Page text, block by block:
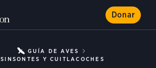
Donar
GUÍA DE AVES
SINSONTES Y CUITLACOCHES